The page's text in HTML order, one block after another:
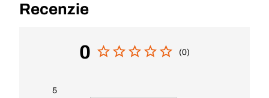
Recenzie
0 (0)
5